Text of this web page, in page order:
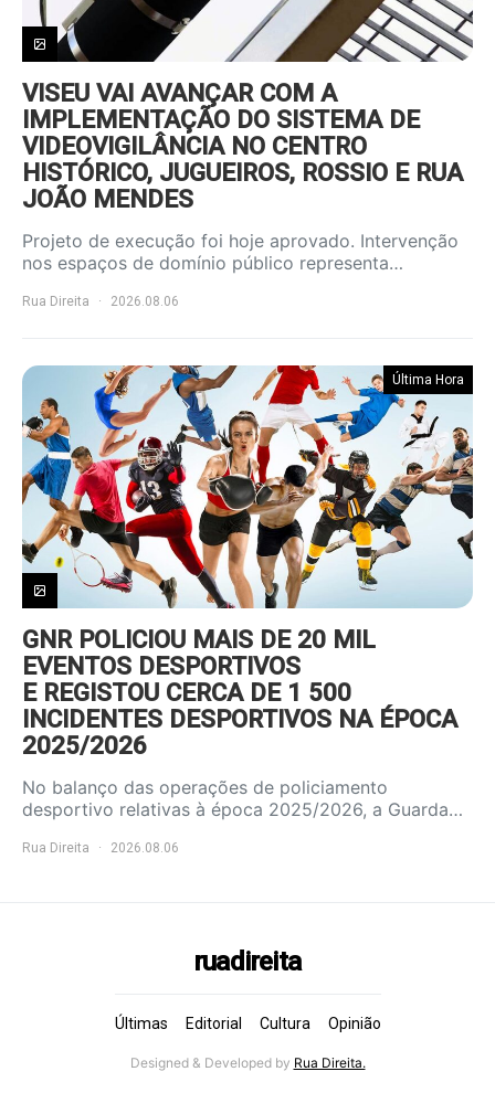
VISEU VAI AVANÇAR COM A
IMPLEMENTAÇÃO DO SISTEMA DE
VIDEOVIGILÂNCIA NO CENTRO
HISTÓRICO, JUGUEIROS, ROSSIO E RUA
JOÃO MENDES
Projeto de execução foi hoje aprovado. Intervenção
nos espaços de domínio público representa…
Rua Direita 2026.08.06
Última Hora
GNR POLICIOU MAIS DE 20 MIL
EVENTOS DESPORTIVOS
E REGISTOU CERCA DE 1 500
INCIDENTES DESPORTIVOS NA ÉPOCA
2025/2026
No balanço das operações de policiamento
desportivo relativas à época 2025/2026, a Guarda…
Rua Direita 2026.08.06
ruadireita
Últimas Editorial Cultura Opinião
Designed & Developed by Rua Direita.